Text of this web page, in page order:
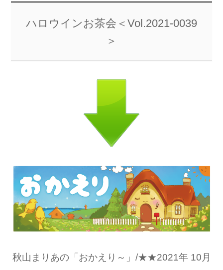
ハロウインお茶会＜Vol.2021-0039
＞
秋山まりあの「おかえり～」/★★2021年 10月